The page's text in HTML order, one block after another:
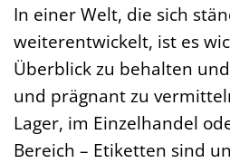
In einer Welt, die sich
weiterentwickelt, ist es
Überblick zu behalten
und prägnant zu
Lager, im Einzelhandel
Bereich – Etiketten sind